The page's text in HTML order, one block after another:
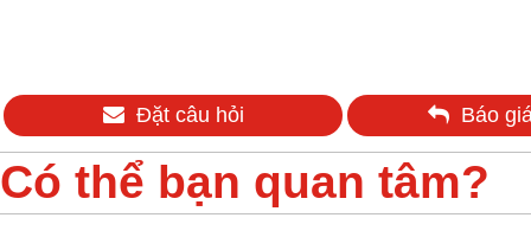
Đặt câu hỏi Báo
Có thể bạn quan tâm?